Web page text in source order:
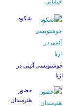
شکوه
خوشنویسی آئینی در
ازنا
حضور
هنرمندان